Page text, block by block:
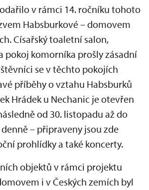
v rámci 14. ročníku tohoto
Habsburkové – domovem
Císařský toaletní salon,
pokoj komorníka prošly zásadní
se v těchto pokojích
příběhy o vztahu Habsburků
Hrádek u Nechanic je otevřen
od 30. listopadu až do
– připraveny jsou zde
prohlídky a také koncerty.
objektů v rámci projektu
i v Českých zemích byl